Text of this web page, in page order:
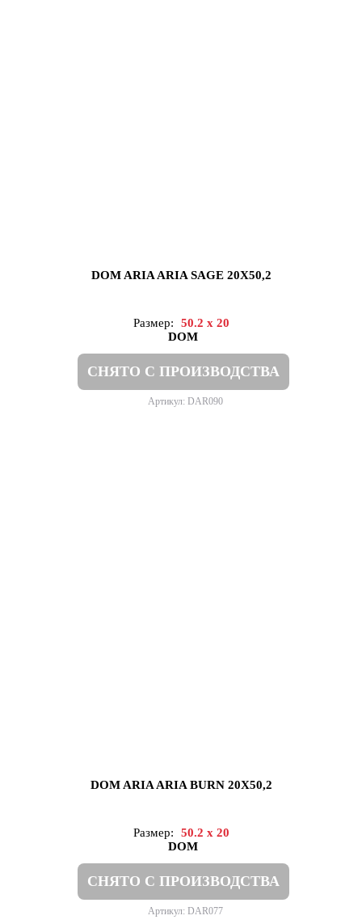
DOM ARIA ARIA SAGE 20X50,2
Размер:
50.2 x 20
DOM
СНЯТО С ПРОИЗВОДСТВА
Артикул: DAR090
DOM ARIA ARIA BURN 20X50,2
Размер:
50.2 x 20
DOM
СНЯТО С ПРОИЗВОДСТВА
Артикул: DAR077